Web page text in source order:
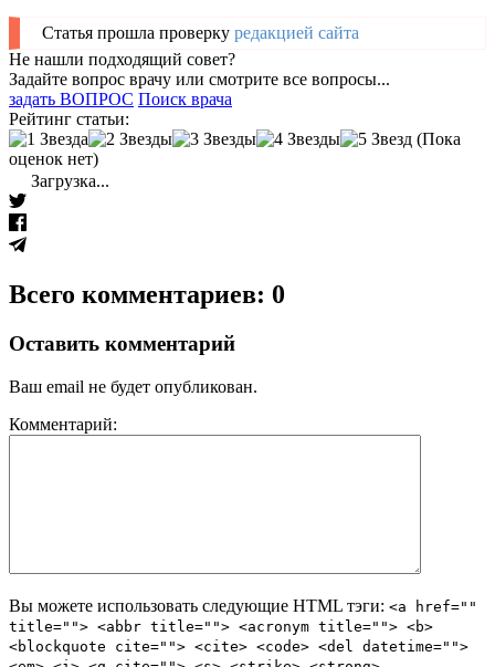
Статья прошла проверку редакцией сайта
Не нашли подходящий совет?
Задайте вопрос врачу или смотрите все вопросы...
задать ВОПРОС Поиск врача
Рейтинг статьи:
(Пока
оценок нет)
Загрузка...
Всего комментариев: 0
Оставить комментарий
Ваш email не будет опубликован.
Комментарий:
Вы можете использовать следующие HTML тэги: <a href=""
title=""> <abbr title=""> <acronym title=""> <b>
<blockquote cite=""> <cite> <code> <del datetime="">